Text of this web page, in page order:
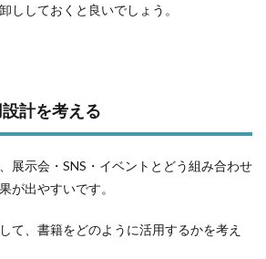
ししておくと良いでしょう。
計を考える
展示会・SNS・イベントとどう組み合わせ
が出やすいです。
て、書籍をどのように活用するかを考え